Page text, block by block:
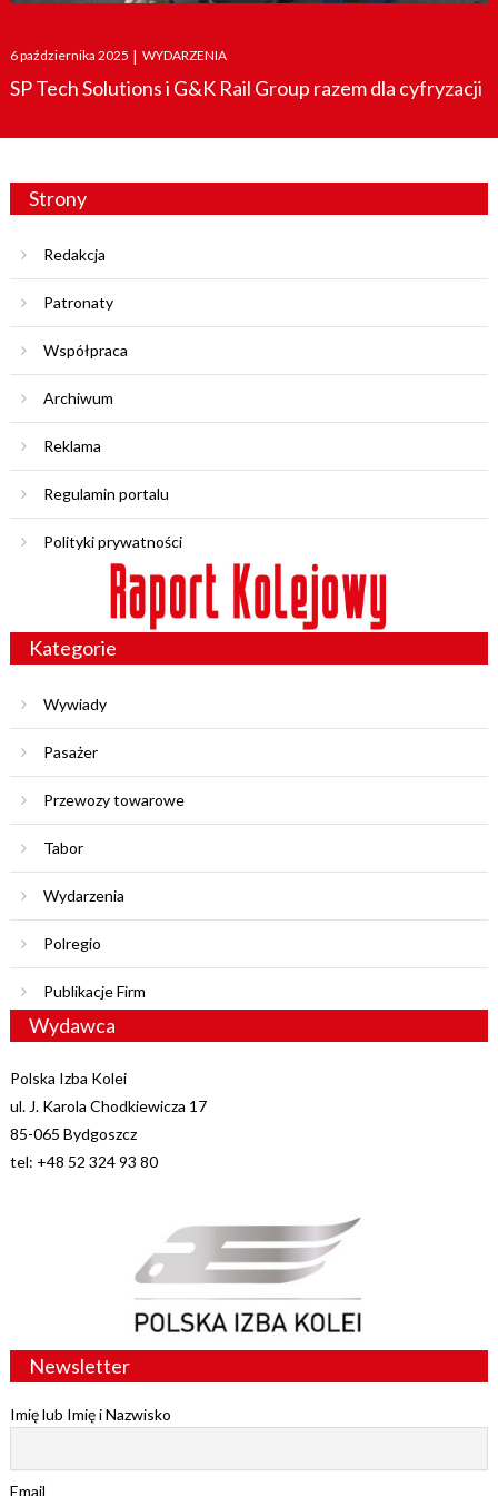
Posted
on
6 października 2025 | WYDARZENIA
SP Tech Solutions i G&K Rail Group razem dla cyfryzacji
Strony
Redakcja
Patronaty
Współpraca
Archiwum
Reklama
Regulamin portalu
Polityki prywatności
Kategorie
Wywiady
Pasażer
Przewozy towarowe
Tabor
Wydarzenia
Polregio
Publikacje Firm
Wydawca
Polska Izba Kolei
ul. J. Karola Chodkiewicza 17
85-065 Bydgoszcz
tel: +48 52 324 93 80
Newsletter
Imię lub Imię i Nazwisko
Email